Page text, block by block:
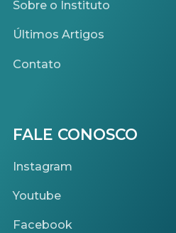
Sobre o Instituto
Últimos Artigos
Contato
FALE CONOSCO
Instagram
Youtube
Facebook